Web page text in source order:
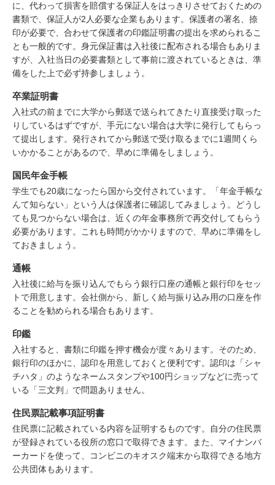
に、代わって損害を賠償する保証人をはっきりさせておくための
書類で、保証人が2人必要な企業もあります。保護者の署名、捺
印が必要で、合わせて保護者の印鑑証明書の提出を求められるこ
とも一般的です。身元保証書は入社後に配布される場合もありま
すが、入社当日の必要書類として事前に渡されているときは、準
備をした上で必ず持参しましょう。
卒業証明書
入社式の前までに大学から郵送で送られてきたり直接受け取った
りしているはずですが、手元にない場合は大学に発行してもらっ
て提出します。発行されてから郵送で受け取るまでに1週間くら
いかかることがあるので、早めに準備をしましょう。
国民年金手帳
学生でも20歳になったら国から交付されています。「年金手帳な
んて知らない」という人は保護者に確認してみましょう。どうし
ても見つからない場合は、近くの年金事務所で再交付してもらう
必要があります。これも時間がかかりますので、早めに準備をし
ておきましょう。
通帳
入社後に給与を振り込んでもらう銀行口座の通帳と銀行印をセッ
トで用意します。会社側から、新しく給与振り込み用の口座を作
ることを勧められる場合もあります。
印鑑
入社すると、書類に印鑑を押す機会が度々あります。そのため、
銀行印のほかに、認印を用意しておくと便利です。認印は「シャ
チハタ」のようなネームスタンプや100円ショップなどに売って
いる「三文判」で問題ありません。
住民票記載事項証明書
住民票に記載されている内容を証明するものです。自分の住民票
が登録されている役所の窓口で取得できます。また、マイナンバ
ーカードを使って、コンビニのキオスク端末から取得できる地方
公共団体もあります。